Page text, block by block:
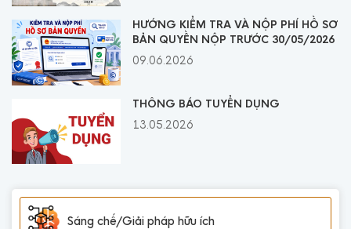
HƯỚNG KIỂM TRA VÀ NỘP PHÍ HỒ SƠ
BẢN QUYỀN NỘP TRƯỚC 30/05/2026
09.06.2026
THÔNG BÁO TUYỂN DỤNG
13.05.2026
Sáng chế/Giải pháp hữu ích